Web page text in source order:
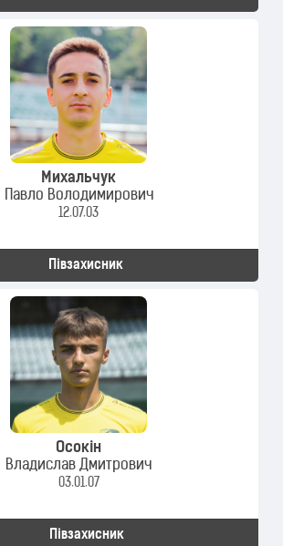
Михальчук
Павло Володимирович
12.07.03
Півзахисник
Осокін
Владислав Дмитрович
03.01.07
Півзахисник